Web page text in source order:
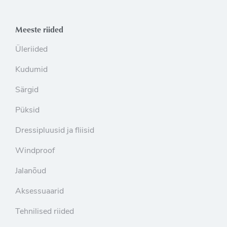
Meeste riided
Üleriided
Kudumid
Särgid
Püksid
Dressipluusid ja fliisid
Windproof
Jalanõud
Aksessuaarid
Tehnilised riided